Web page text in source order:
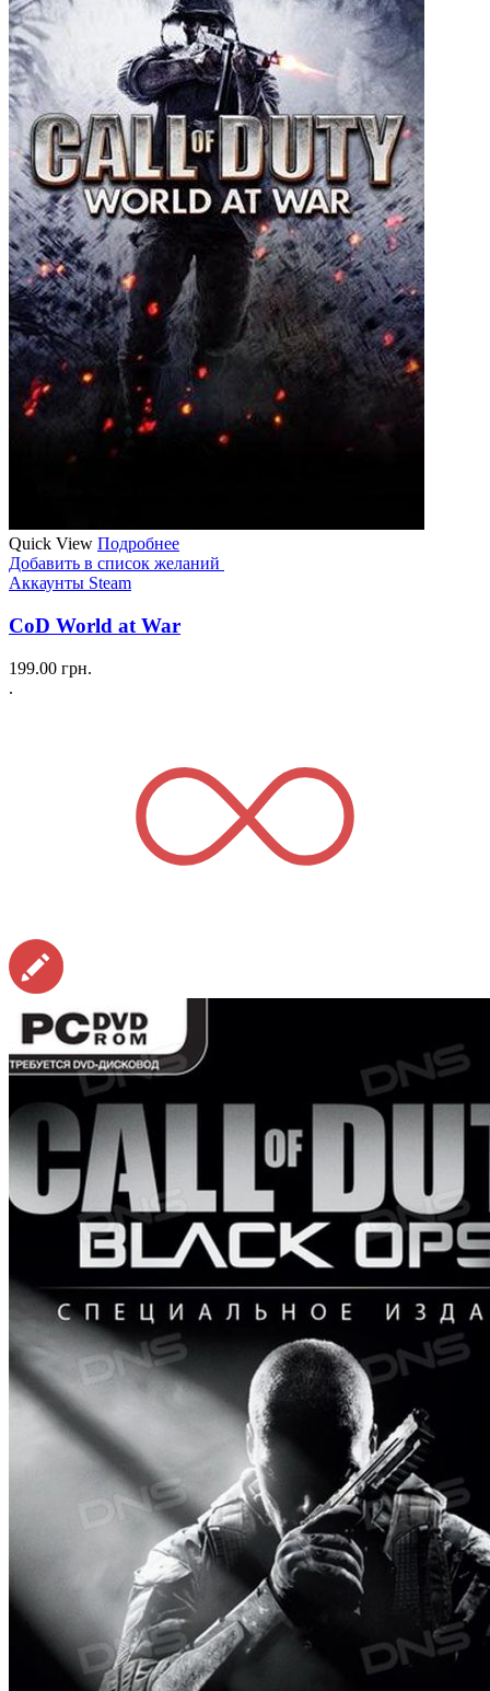
Quick View Подробнее
Добавить в список желаний
Аккаунты Steam
CoD World at War
199.00 грн.
.